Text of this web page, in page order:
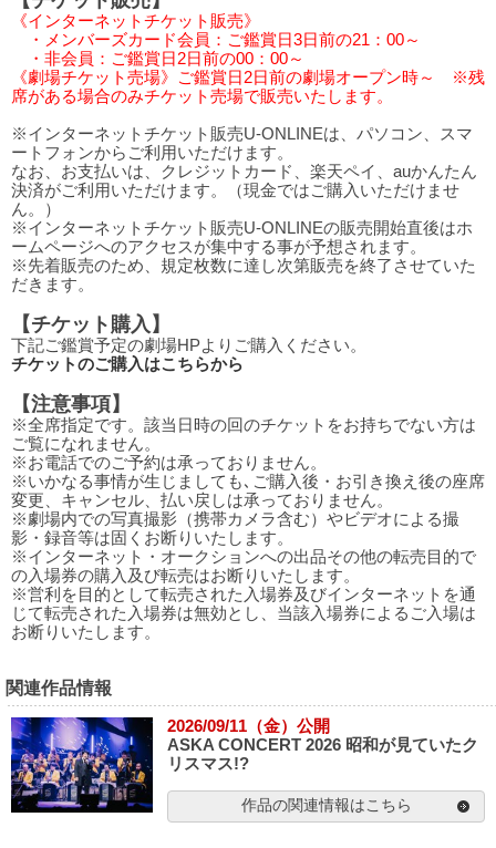
《インターネットチケット販売》
・メンバーズカード会員：ご鑑賞日3日前の21：00～
・非会員：ご鑑賞日2日前の00：00～
《劇場チケット売場》ご鑑賞日2日前の劇場オープン時～ ※残
席がある場合のみチケット売場で販売いたします。
※インターネットチケット販売U-ONLINEは、パソコン、スマ
ートフォンからご利用いただけます。
なお、お支払いは、クレジットカード、楽天ペイ、auかんたん
決済がご利用いただけます。（現金ではご購入いただけませ
ん。）
※インターネットチケット販売U-ONLINEの販売開始直後はホ
ームページへのアクセスが集中する事が予想されます。
※先着販売のため、規定枚数に達し次第販売を終了させていた
だきます。
【チケット購入】
下記ご鑑賞予定の劇場HPよりご購入ください。
チケットのご購入はこちらから
【注意事項】
※全席指定です。該当日時の回のチケットをお持ちでない方は
ご覧になれません。
※お電話でのご予約は承っておりません。
※いかなる事情が生じましても､ご購入後・お引き換え後の座席
変更、キャンセル、払い戻しは承っておりません。
※劇場内での写真撮影（携帯カメラ含む）やビデオによる撮
影・録音等は固くお断りいたします。
※インターネット・オークションへの出品その他の転売目的で
の入場券の購入及び転売はお断りいたします。
※営利を目的として転売された入場券及びインターネットを通
じて転売された入場券は無効とし、当該入場券によるご入場は
お断りいたします。
関連作品情報
2026/09/11（金）公開
ASKA CONCERT 2026 昭和が見ていたク
リスマス!?
作品の関連情報はこちら